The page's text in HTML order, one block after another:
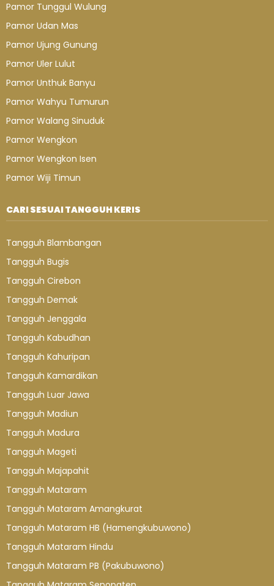
Pamor Tunggul Wulung
Pamor Udan Mas
Pamor Ujung Gunung
Pamor Uler Lulut
Pamor Unthuk Banyu
Pamor Wahyu Tumurun
Pamor Walang Sinuduk
Pamor Wengkon
Pamor Wengkon Isen
Pamor Wiji Timun
CARI SESUAI TANGGUH KERIS
Tangguh Blambangan
Tangguh Bugis
Tangguh Cirebon
Tangguh Demak
Tangguh Jenggala
Tangguh Kabudhan
Tangguh Kahuripan
Tangguh Kamardikan
Tangguh Luar Jawa
Tangguh Madiun
Tangguh Madura
Tangguh Mageti
Tangguh Majapahit
Tangguh Mataram
Tangguh Mataram Amangkurat
Tangguh Mataram HB (Hamengkubuwono)
Tangguh Mataram Hindu
Tangguh Mataram PB (Pakubuwono)